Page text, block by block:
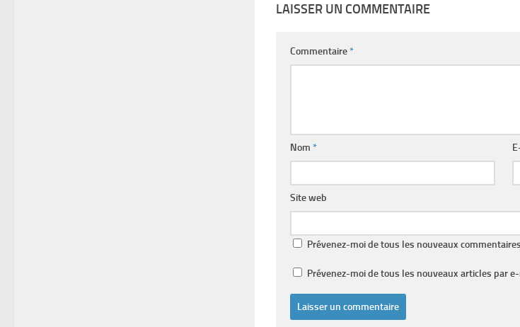
LAISSER UN COMMENTAIRE
Commentaire*
Nom *
Site web
Prévenez-moi de tous les nouveaux
Prévenez-moi de tous les nouveaux articles par